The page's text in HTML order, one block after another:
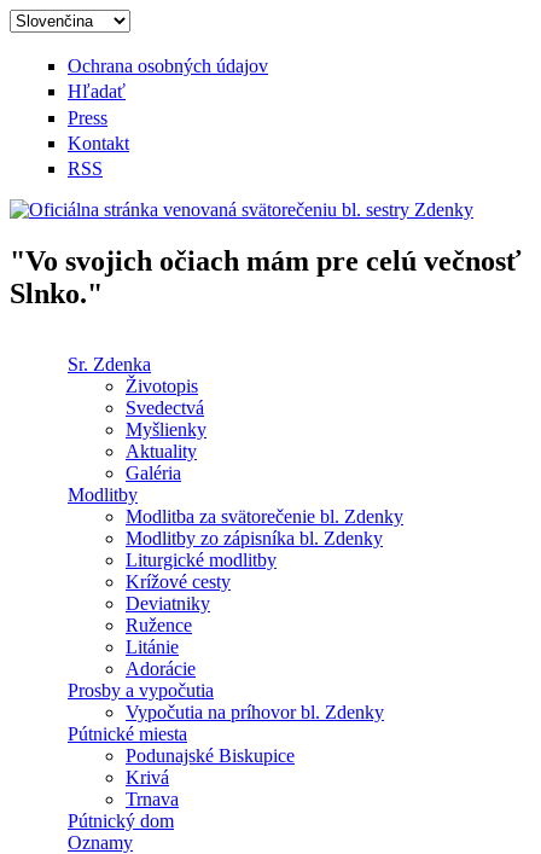
Skočiť na hlavný obsah
Ochrana osobných údajov
Hľadať
Press
Kontakt
RSS
Oficiálna stránka venovaná
"Vo svojich očiach mám pre celú večnosť
Slnko."
Hlavné menu
Sr. Zdenka
Životopis
Svedectvá
Myšlienky
Aktuality
Galéria
Modlitby
Modlitba za svätorečenie bl. Zdenky
Modlitby zo zápisníka bl. Zdenky
Liturgické modlitby
Krížové cesty
Deviatniky
Ružence
Litánie
Adorácie
Prosby a vypočutia
Vypočutia na príhovor bl. Zdenky
Pútnické miesta
Podunajské Biskupice
Krivá
Trnava
Pútnický dom
Oznamy